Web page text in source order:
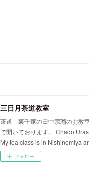
三日月茶道教室
茶道 裏千家の田中宗瑠のお教
で開いております。 Chado
My tea class is in Nishinomiya
フォロー